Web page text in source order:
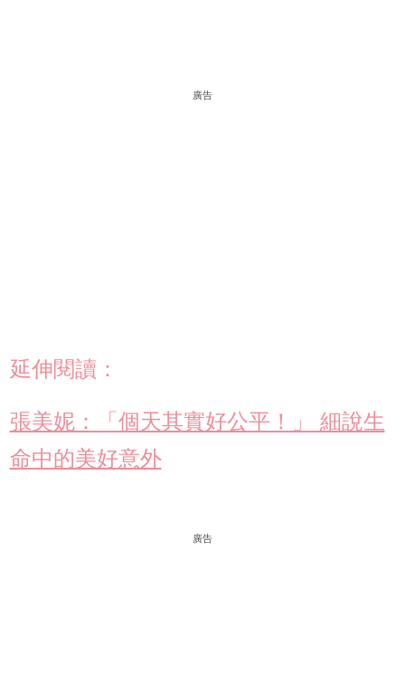
廣告
延伸閱讀：
張美妮：「個天其實好公平！」 細說生
命中的美好意外
廣告